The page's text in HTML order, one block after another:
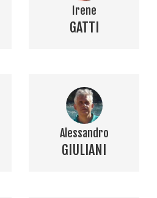
Irene
GATTI
Alessandro
GIULIANI